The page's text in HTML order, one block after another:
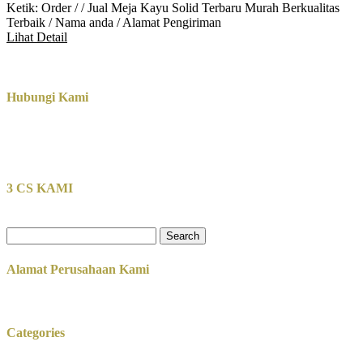
Ketik: Order / / Jual Meja Kayu Solid Terbaru Murah Berkualitas
Terbaik / Nama anda / Alamat Pengiriman
Lihat Detail
Hubungi Kami
3 CS KAMI
for:
Alamat Perusahaan Kami
Categories